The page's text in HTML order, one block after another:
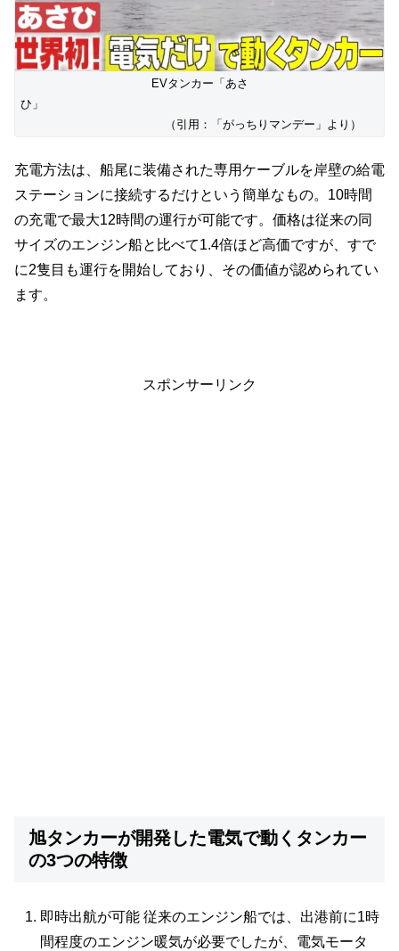
EVタンカー「あさ
ひ」
（引用：「がっちりマンデー」より）
充電方法は、船尾に装備された専用ケーブルを岸壁の給電
ステーションに接続するだけという簡単なもの。10時間
の充電で最大12時間の運行が可能です。価格は従来の同
サイズのエンジン船と比べて1.4倍ほど高価ですが、すで
に2隻目も運行を開始しており、その価値が認められてい
ます。
スポンサーリンク
旭タンカーが開発した電気で動くタンカー
の3つの特徴
即時出航が可能 従来のエンジン船では、出港前に1時
間程度のエンジン暖気が必要でしたが、電気モータ